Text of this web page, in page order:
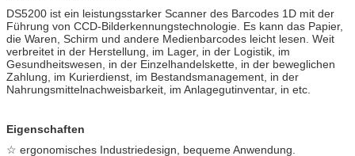
DS5200 ist ein leistungsstarker Scanner des Barcodes 1D mit der
Führung von CCD-Bilderkennungstechnologie. Es kann das Papier,
die Waren, Schirm und andere Medienbarcodes leicht lesen. Weit
verbreitet in der Herstellung, im Lager, in der Logistik, im
Gesundheitswesen, in der Einzelhandelskette, in der beweglichen
Zahlung, im Kurierdienst, im Bestandsmanagement, in der
Nahrungsmittelnachweisbarkeit, im Anlagegutinventar, in etc.
Eigenschaften
☆ ergonomisches Industriedesign, bequeme Anwendung.